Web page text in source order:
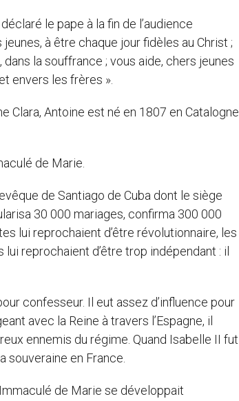
le pape à la fin de l’audience
à être chaque jour fidèles au Christ ;
la souffrance ; vous aide, chers jeunes
envers les frères ».
Clara, Antoine est né en 1807 en Catalogne
de Marie.
de Santiago de Cuba dont le siège
30 000 mariages, confirma 300 000
lui reprochaient d’être révolutionnaire, les
reprochaient d’être trop indépendant : il
confesseur. Il eut assez d’influence pour
avec la Reine à travers l’Espagne, il
ennemis du régime. Quand Isabelle II fut
souveraine en France.
de Marie se développait